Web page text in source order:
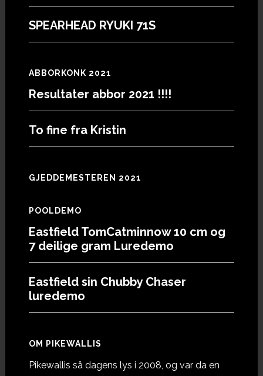
SPEARHEAD RYUKI 71S
ABBORKONK 2021
Resultater abbor 2021 !!!!
To fine fra Kristin
GJEDDEMESTEREN 2021
POOLDEMO
Eastfield TomCatminnow 10 cm og
7 deilige gram Luredemo
Eastfield sin Chubby Chaser
luredemo
OM PIKEWALLIS
Pikewallis så dagens lys i 2008, og var da en